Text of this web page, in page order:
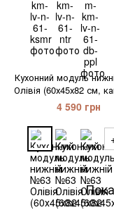
Кухонний модуль
Олівія (60х45х82 см,
IMI
4 590 грн